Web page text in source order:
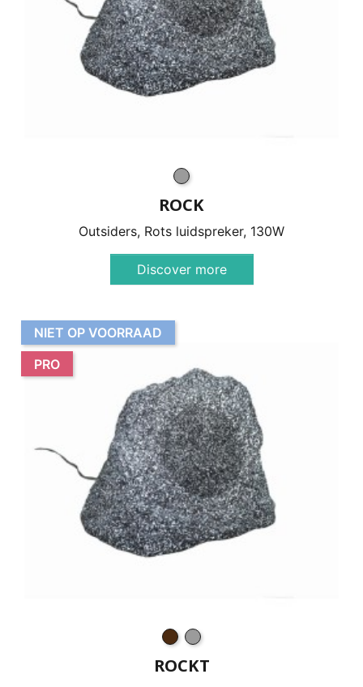
ROCK
Outsiders, Rots luidspreker, 130W
Discover more
ROCKT
NIET OP VOORRAAD
PRO